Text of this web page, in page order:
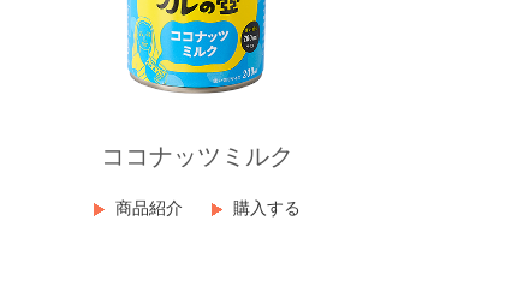
ココナッツミルク
商品紹介 購入する